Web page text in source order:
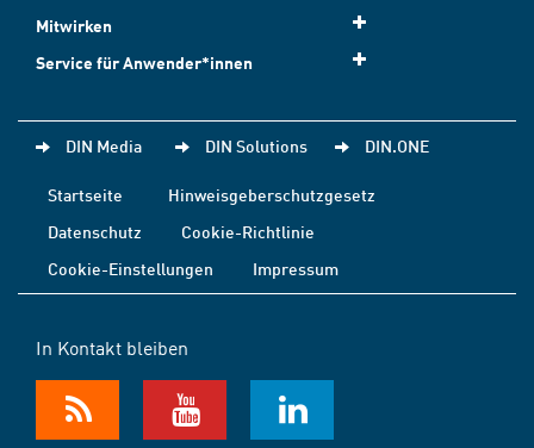
Mitwirken
Service für Anwender*innen
DIN Media DIN Solutions DIN.ONE
Startseite
Hinweisgeberschutzgesetz
Datenschutz
Cookie-Richtlinie
Cookie-Einstellungen
Impressum
In Kontakt bleiben